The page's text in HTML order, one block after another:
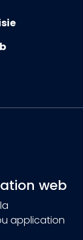
web
application